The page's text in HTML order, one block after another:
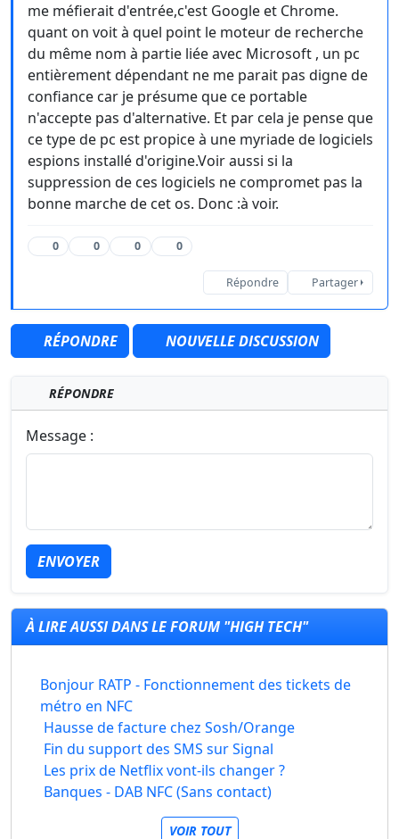
me méfierait d'entrée,c'est Google et Chrome.
quant on voit à quel point le moteur de recherche
du même nom à partie liée avec Microsoft , un pc
entièrement dépendant ne me parait pas digne de
confiance car je présume que ce portable
n'accepte pas d'alternative. Et par cela je pense que
ce type de pc est propice à une myriade de logiciels
espions installé d'origine.Voir aussi si la
suppression de ces logiciels ne compromet pas la
bonne marche de cet os. Donc :à voir.
0 0 0 0
Répondre Partager
RÉPONDRE NOUVELLE DISCUSSION
RÉPONDRE
Message :
ENVOYER
À LIRE AUSSI DANS LE FORUM "HIGH TECH"
Bonjour RATP - Fonctionnement des tickets de
métro en NFC
Hausse de facture chez Sosh/Orange
Fin du support des SMS sur Signal
Les prix de Netflix vont-ils changer ?
Banques - DAB NFC (Sans contact)
VOIR TOUT